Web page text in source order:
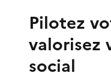
Pilotez
valorisez
social